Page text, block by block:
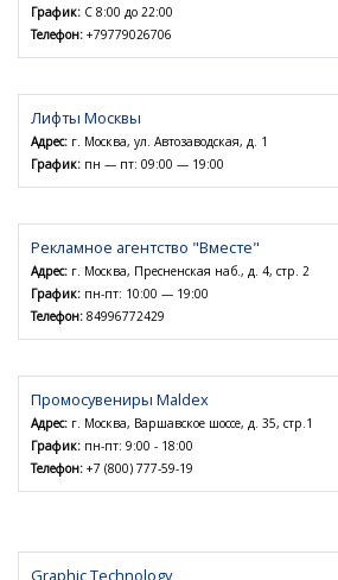
График: С 8:00 до 22:00
Телефон: +79779026706
Лифты Москвы
Адрес: г. Москва, ул. Автозаводская, д. 1
График: пн — пт: 09:00 — 19:00
Рекламное агентство "Вместе"
Адрес: г. Москва, Пресненская наб., д. 4, стр. 2
График: пн-пт: 10:00 — 19:00
Телефон: 84996772429
Промосувениры Maldex
Адрес: г. Москва, Варшавское шоссе, д. 35, стр.1
График: пн-пт: 9:00 - 18:00
Телефон: +7 (800) 777-59-19
Graphic Technology